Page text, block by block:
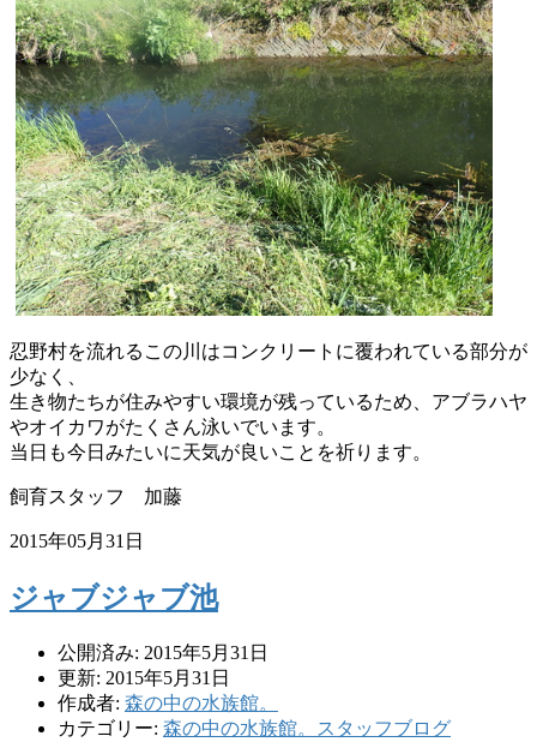
忍野村を流れるこの川はコンクリートに覆われている部分が
少なく
生き物たちが住みやすい環境が残っているため、 アブラハヤ
やオイカワがたくさん泳いでいます。
当日も今日みたいに天気が良いことを祈ります。
飼育スタッフ 加藤
2015年05月31日
ジャブジャブ池
公開済み: 2015年5月31日
更新: 2015年5月31日
作成者: 森の中の水族館。
カテゴリー: 森の中の水族館。スタッフブログ